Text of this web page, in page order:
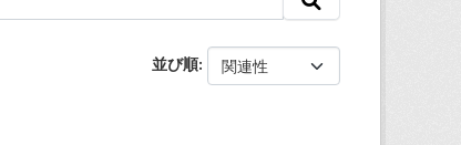
並び順